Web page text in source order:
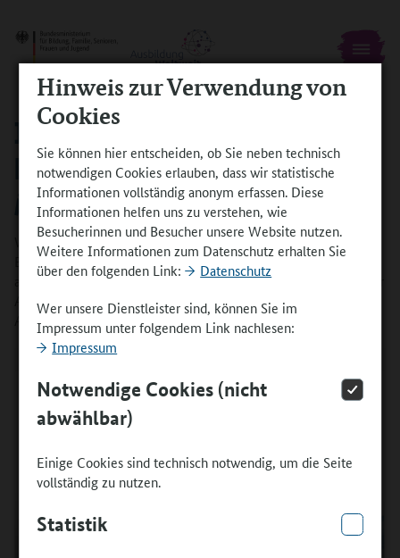
Hinweis zur Verwendung von
Cookies
Sie können hier entscheiden, ob Sie neben technisch
notwendigen Cookies erlauben, dass wir statistische
Informationen vollständig anonym erfassen. Diese
Informationen helfen uns zu verstehen, wie
Besucherinnen und Besucher unsere Website nutzen.
Weitere Informationen zum Datenschutz erhalten Sie
über den folgenden Link:
Datenschutz
Wer unsere Dienstleister sind, können Sie im
Impressum unter folgendem Link nachlesen:
Impressum
Notwendige Cookies (nicht
abwählbar)
Einige Cookies sind technisch notwendig, um die Seite
vollständig zu nutzen.
Statistik
INTERNATIONALISIERUNG DER
BERUFSBILDUNG MIT
AUSBILDUNGWELTWEIT
Welche Rolle spielt die Internationalisierung in der
Berufsbildung? Und warum bleiben Lernaufenthalte im Ausland
auch langfristig ein wichtiger Faktor für die Qualifizierung in der
Ausbildung? Im Interview gibt Stefan Metzdorf, Teamleiter von
AusbildungWeltweit in der NA beim BIBB, Antworten.